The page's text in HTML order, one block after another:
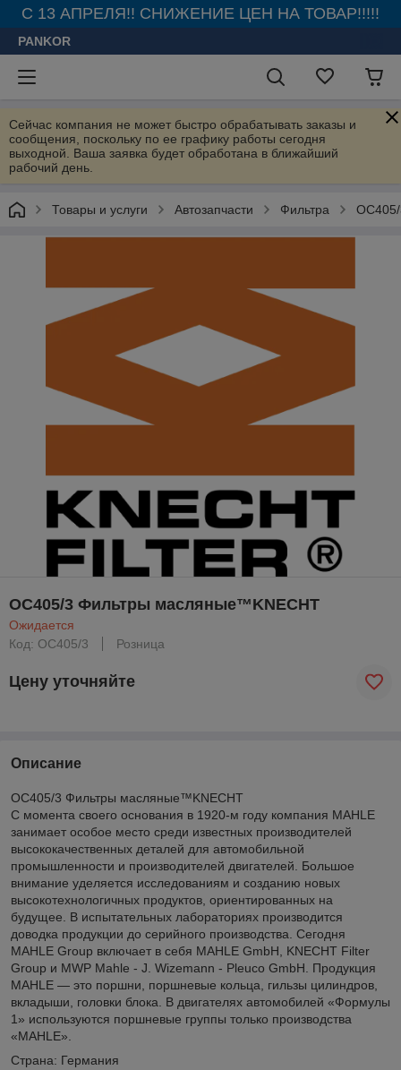
С 13 АПРЕЛЯ!! СНИЖЕНИЕ ЦЕН НА ТОВАР!!!!!
PANKOR
Сейчас компания не может быстро обрабатывать заказы и
сообщения, поскольку по ее графику работы сегодня
выходной. Ваша заявка будет обработана в ближайший
рабочий день.
Товары и услуги Автозапчасти Фильтра
OC405/3 Фильтры масляные™KNECHT
Ожидается
Код: OC405/3
Розница
Цену уточняйте
Описание
OC405/3 Фильтры масляные™KNECHT
С момента своего основания в 1920-м году компания MAHLE
занимает особое место среди известных производителей
высококачественных деталей для автомобильной
промышленности и производителей двигателей. Большое
внимание уделяется исследованиям и созданию новых
высокотехнологичных продуктов, ориентированных на
будущее. В испытательных лабораториях производится
доводка продукции до серийного производства. Сегодня
MAHLE Group включает в себя MAHLE GmbH, KNECHT Filter
Group и MWP Mahle - J. Wizemann - Pleuco GmbH. Продукция
MAHLE — это поршни, поршневые кольца, гильзы цилиндров,
вкладыши, головки блока. В двигателях автомобилей «Формулы
1» используются поршневые группы только производства
«MAHLE».
Страна: Германия